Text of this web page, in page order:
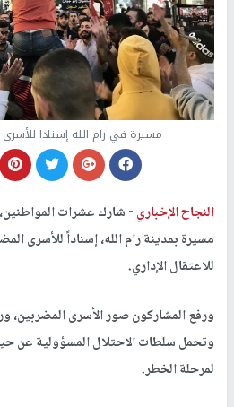
مسيرة في رام الله إسنادا
النجاح الإخباري -شارك عشرات المواطنين،
مسيرة بمدينة رام الله، إسناداً للأسرى
للاعتقال الإداري.
ورفع المشاركون صور الأسرى المضربين،
وتحمل سلطات الاحتلال المسؤولية عن
لمرحلة الخطر.